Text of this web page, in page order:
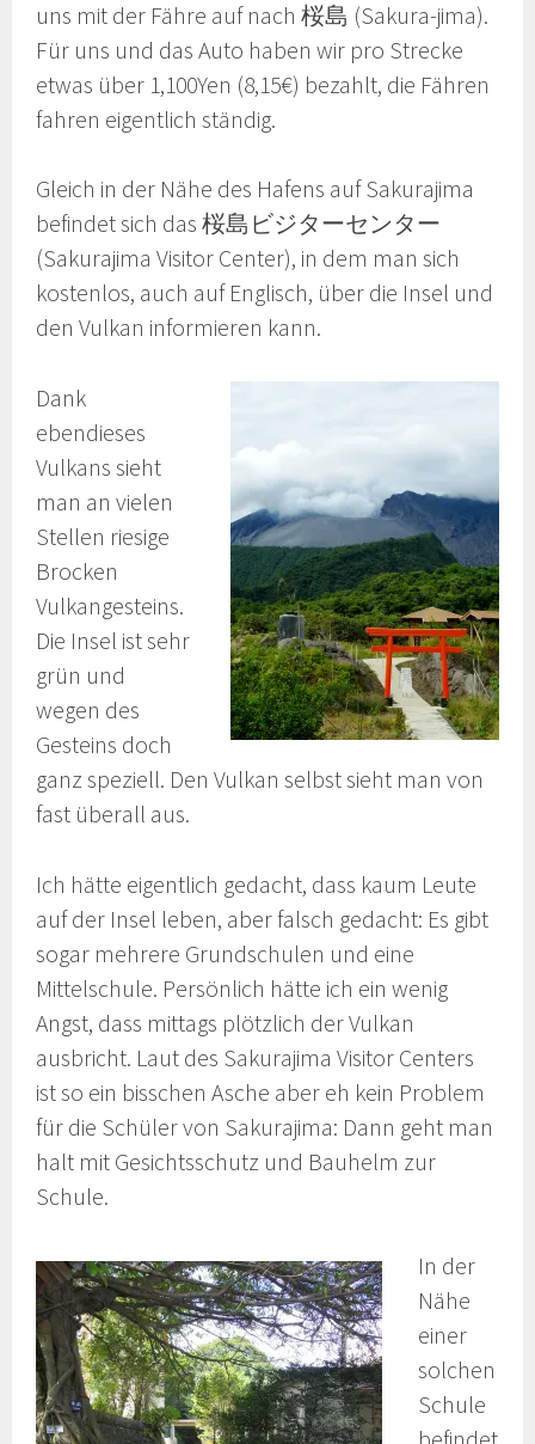
uns mit der Fähre auf nach 桜島 (Sakura-jima).
Für uns und das Auto haben wir pro Strecke
etwas über 1,100Yen (8,15€) bezahlt, die Fähren
fahren eigentlich ständig.
Gleich in der Nähe des Hafens auf Sakurajima
befindet sich das 桜島ビジターセンター
(Sakurajima Visitor Center), in dem man sich
kostenlos, auch auf Englisch, über die Insel und
den Vulkan informieren kann.
Dank
ebendieses
Vulkans sieht
man an vielen
Stellen riesige
Brocken
Vulkangesteins.
Die Insel ist sehr
grün und
wegen des
Gesteins doch
ganz speziell. Den Vulkan selbst sieht man von
fast überall aus.
Ich hätte eigentlich gedacht, dass kaum Leute
auf der Insel leben, aber falsch gedacht: Es gibt
sogar mehrere Grundschulen und eine
Mittelschule. Persönlich hätte ich ein wenig
Angst, dass mittags plötzlich der Vulkan
ausbricht. Laut des Sakurajima Visitor Centers
ist so ein bisschen Asche aber eh kein Problem
für die Schüler von Sakurajima: Dann geht man
halt mit Gesichtsschutz und Bauhelm zur
Schule.
In der
Nähe
einer
solchen
Schule